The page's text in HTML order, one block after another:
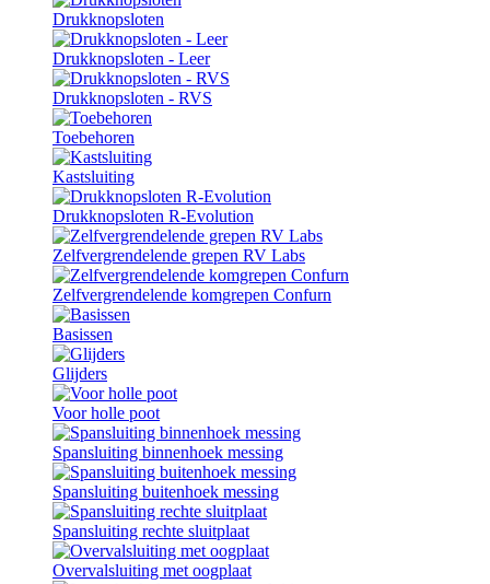
Drukknopsloten
Drukknopsloten - Leer
Drukknopsloten - RVS
Toebehoren
Kastsluiting
Drukknopsloten R-Evolution
Zelfvergrendelende grepen RV Labs
Zelfvergrendelende komgrepen Confurn
Basissen
Glijders
Voor holle poot
Spansluiting binnenhoek messing
Spansluiting buitenhoek messing
Spansluiting rechte sluitplaat
Overvalsluiting met oogplaat